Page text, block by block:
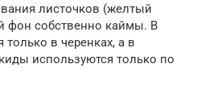
листочков (желтый
фон собственно каймы. В
в черенках, а в
используются только по